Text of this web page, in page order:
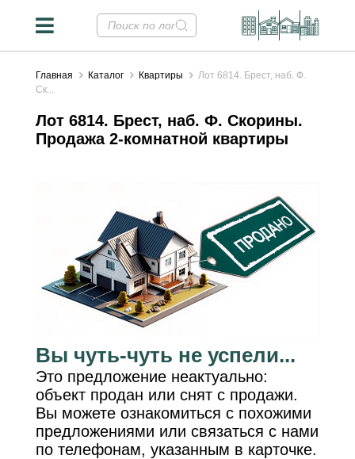
Главная Каталог Квартиры
Лот 6814. Брест, наб. Ф.
Ск...
Лот 6814. Брест, наб. Ф. Скорины.
Продажа 2-комнатной квартиры
Вы чуть-чуть не успели...
Это предложение неактуально:
объект продан или снят с продажи.
Вы можете ознакомиться с похожими
предложениями или связаться с нами
по телефонам, указанным в карточке.